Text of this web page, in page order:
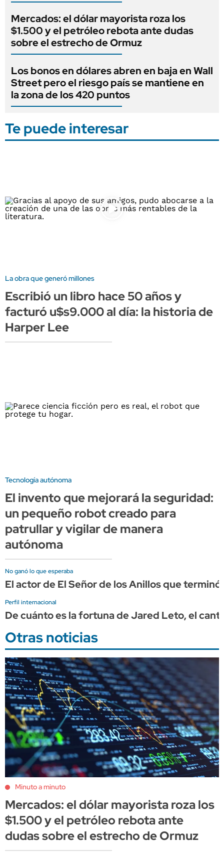
Mercados: el dólar mayorista roza los
$1.500 y el petróleo rebota ante dudas
sobre el estrecho de Ormuz
Los bonos en dólares abren en baja en Wall
Street pero el riesgo país se mantiene en
la zona de los 420 puntos
Te puede interesar
La obra que generó millones
Escribió un libro hace 50 años y
facturó u$s9.000 al día: la historia de
Harper Lee
Tecnología autónoma
El invento que mejorará la seguridad:
un pequeño robot creado para
patrullar y vigilar de manera
autónoma
No ganó lo que esperaba
El actor de El Señor de los Anillos que
Perfil internacional
De cuánto es la fortuna de Jared Leto, el
Otras noticias
Minuto a minuto
Mercados: el dólar mayorista roza los
$1.500 y el petróleo rebota ante
dudas sobre el estrecho de Ormuz